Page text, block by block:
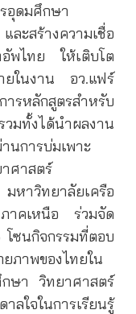
อุดมศึกษา
ะสร้างความเชื่อ
พไทย ให้เติบโต
ยในงาน อว.แฟร์
รหลักสูตรสำหรับ
มทั้งได้นำผลงาน
นการบ่มเพาะ
ศาสตร์
หาวิทยาลัยเครือ
าคเหนือ ร่วมจัด
ซนกิจกรรมที่ตอบ
ภาพของไทยใน
กษา วิทยาศาสตร์
ใจในการเรียนรู้